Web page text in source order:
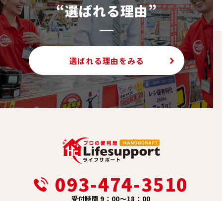
“選ばれる理由”
選ばれる理由をみる
093-474-3510
受付時間 9：00～18：00